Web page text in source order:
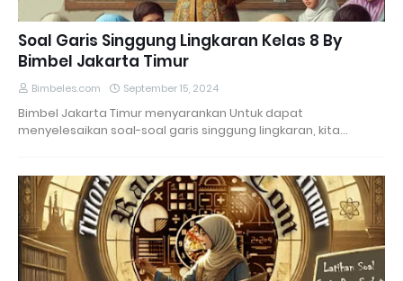
Soal Garis Singgung Lingkaran Kelas 8 By
Bimbel Jakarta Timur
Bimbeles.com September 15, 2024
Bimbel Jakarta Timur menyarankan Untuk dapat
menyelesaikan soal-soal garis singgung lingkaran, kita…